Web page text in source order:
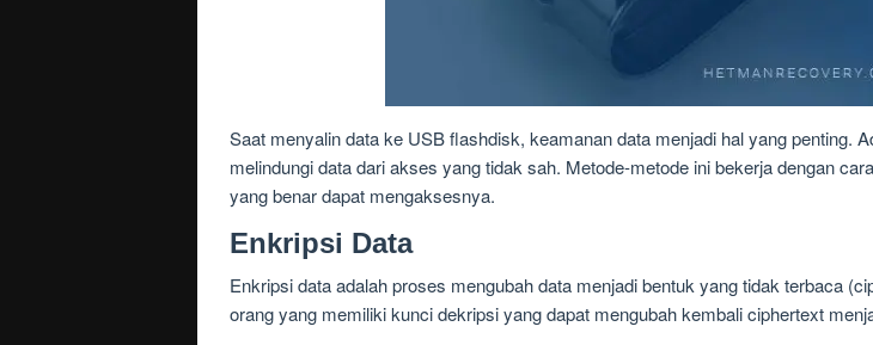
Saat menyalin data ke USB flashdisk, keamanan data menjadi hal yang penting.
melindungi data dari akses yang tidak sah. Metode-metode ini bekerja dengan
yang benar dapat mengaksesnya.
Enkripsi Data
Enkripsi data adalah proses mengubah data menjadi bentuk yang tidak terbaca
orang yang memiliki kunci dekripsi yang dapat mengubah kembali ciphertext